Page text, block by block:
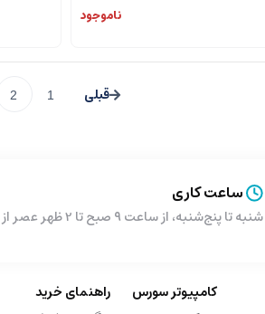
ناموجود
1
2
ساعت کاری
شنبه تا پنج‌شنبه، از ساعت ۹ صبح تا 2 ظهر عصر از ساعت 5 تا 9 شب
کامپیوتر سورس
راهنمای خرید